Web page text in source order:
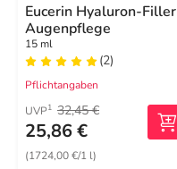
Eucerin Hyaluron-Filler
Augenpflege
15 ml
(2)
Pflichtangaben
UVP1 32,45 €
25,86 €
(1724,00 €/1 l)